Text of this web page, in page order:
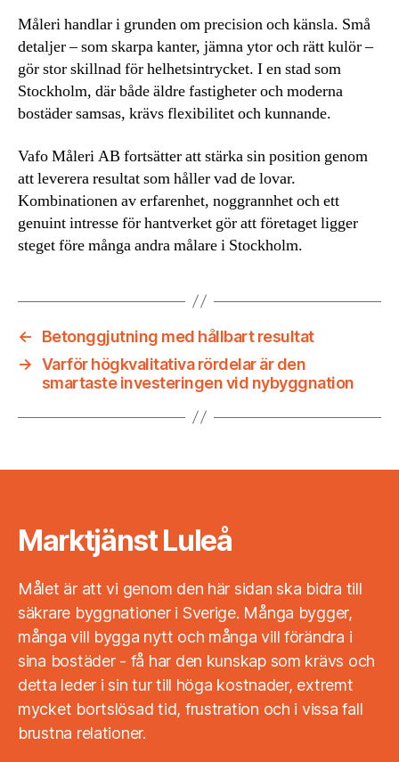
Måleri handlar i grunden om precision och känsla. Små
detaljer – som skarpa kanter, jämna ytor och rätt kulör –
gör stor skillnad för helhetsintrycket. I en stad som
Stockholm, där både äldre fastigheter och moderna
bostäder samsas, krävs flexibilitet och kunnande.
Vafo Måleri AB fortsätter att stärka sin position genom
att leverera resultat som håller vad de lovar.
Kombinationen av erfarenhet, noggrannhet och ett
genuint intresse för hantverket gör att företaget ligger
steget före många andra målare i Stockholm.
←
Betonggjutning med hållbart resultat
→ Varför högkvalitativa rördelar är den
smartaste investeringen vid nybyggnation
Marktjänst Luleå
Målet är att vi genom den här sidan ska bidra till
säkrare byggnationer i Sverige. Många bygger,
många vill bygga nytt och många vill förändra i
sina bostäder - få har den kunskap som krävs och
detta leder i sin tur till höga kostnader, extremt
mycket bortslösad tid, frustration och i vissa fall
brustna relationer.